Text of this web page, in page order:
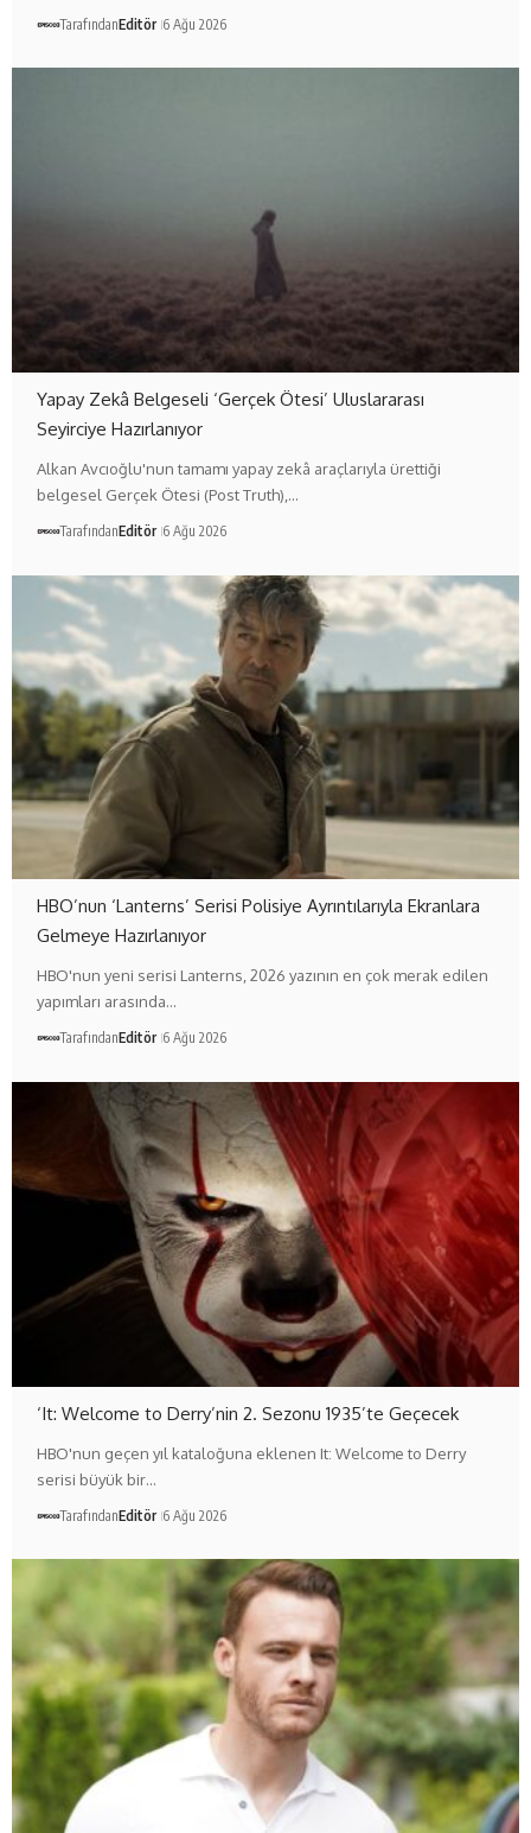
TarafındanEditör 6 Ağu 2026
Yapay Zekâ Belgeseli ‘Gerçek Ötesi’ Uluslararası
Seyirciye Hazırlanıyor
Alkan Avcıoğlu'nun tamamı yapay zekâ araçlarıyla ürettiği
belgesel Gerçek Ötesi (Post Truth),…
TarafındanEditör 6 Ağu 2026
HBO’nun ‘Lanterns’ Serisi Polisiye Ayrıntılarıyla Ekranlara
Gelmeye Hazırlanıyor
HBO'nun yeni serisi Lanterns, 2026 yazının en çok merak edilen
yapımları arasında…
TarafındanEditör 6 Ağu 2026
‘It: Welcome to Derry’nin 2. Sezonu 1935’te Geçecek
HBO'nun geçen yıl kataloğuna eklenen It: Welcome to Derry
serisi büyük bir…
TarafındanEditör 6 Ağu 2026